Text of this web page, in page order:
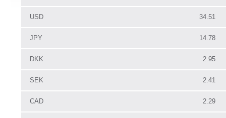
USD 34.51
JPY 14.78
DKK 2.95
SEK 2.41
CAD 2.29